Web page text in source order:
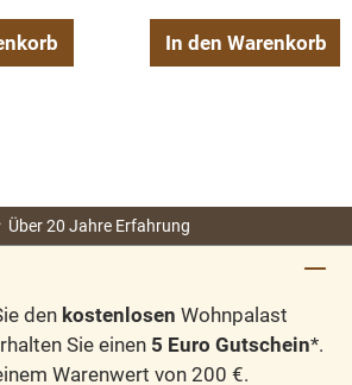
In den Warenkorb
Über 20 Jahre Erfahrung
den kostenlosen Wohnpalast
Sie einen 5 Euro Gutschein*.
Warenwert von 200 €.